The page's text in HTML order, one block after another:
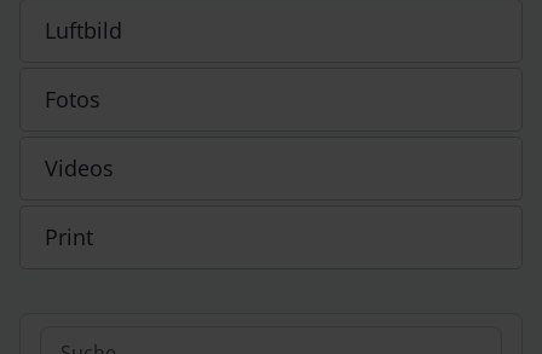
Luftbild
Fotos
Videos
Print
Suchen